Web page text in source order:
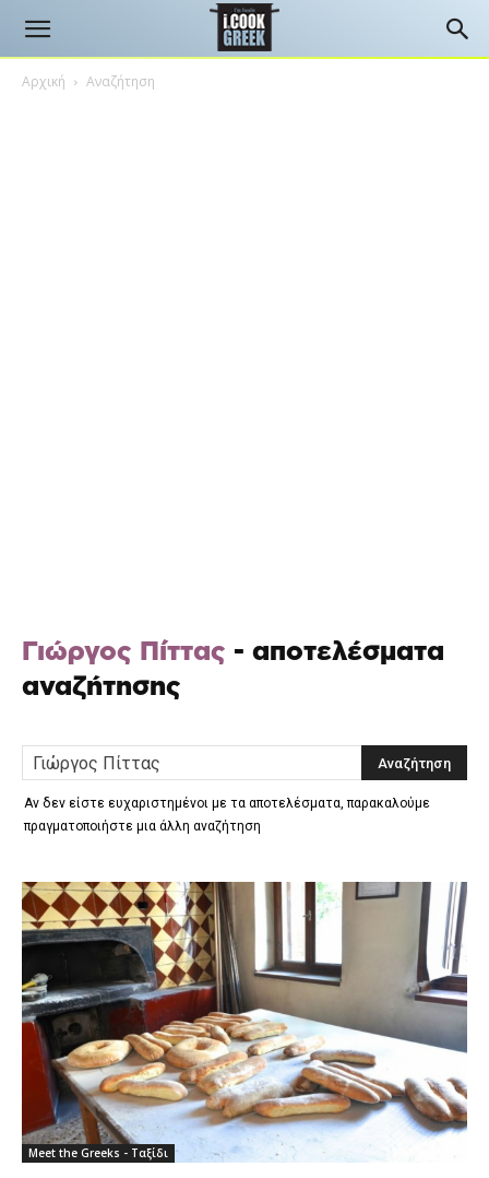
Αρχική Αναζήτηση
Γιώργος Πίττας - αποτελέσματα
αναζήτησης
Αν δεν είστε ευχαριστημένοι με τα αποτελέσματα, παρακαλούμε
πραγματοποιήστε μια άλλη αναζήτηση
Meet the Greeks - Ταξίδι